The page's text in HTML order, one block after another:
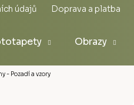
údajů Doprava a platba
Obrazy
- Pozadí a vzory